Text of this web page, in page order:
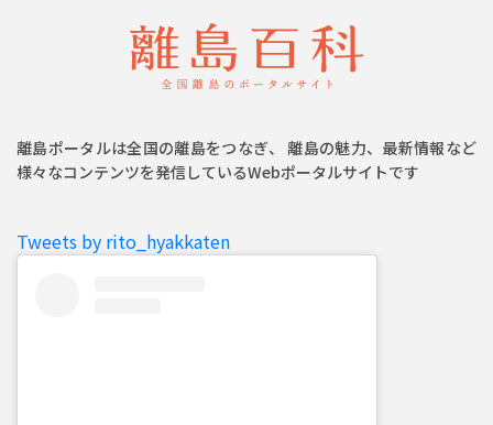
離島ポータルは全国の離島をつなぎ、 離島の魅力、最新情報など
様々なコンテンツを発信しているWebポータルサイトです
Tweets by rito_hyakkaten